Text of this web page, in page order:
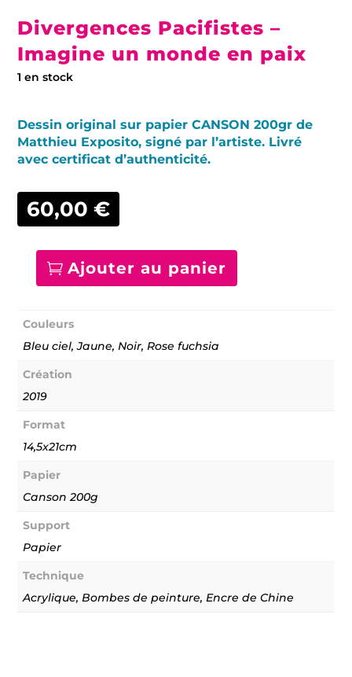
Divergences Pacifistes –
Imagine un monde en paix
1 en stock
Dessin original sur papier CANSON 200gr de
Matthieu Exposito, signé par l’artiste. Livré
avec certificat d’authenticité.
60,00€
quantité
Pacifistes
Imagine
un
monde
paix
Ajouter au panier
Couleurs
Bleu ciel, Jaune, Noir, Rose fuchsia
Création
2019
Format
14,5x21cm
Papier
Canson 200g
Support
Papier
Technique
Acrylique, Bombes de peinture, Encre de Chine